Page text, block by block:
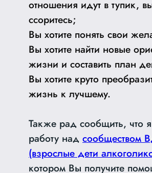
отношения идут в тупик,
ссоритесь;
Вы хотите понять свои
Вы хотите найти новые
жизни и составить план
Вы хотите круто
жизнь к лучшему.
Также рад сообщить, что
работу над сообществом
(взрослые дети
котором Вы получите